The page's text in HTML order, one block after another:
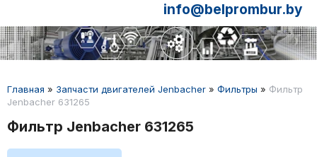
info@belprombur.by
Главная » Запчасти двигателей Jenbacher » Фильтры » Фильтр
Jenbacher 631265
Фильтр Jenbacher 631265